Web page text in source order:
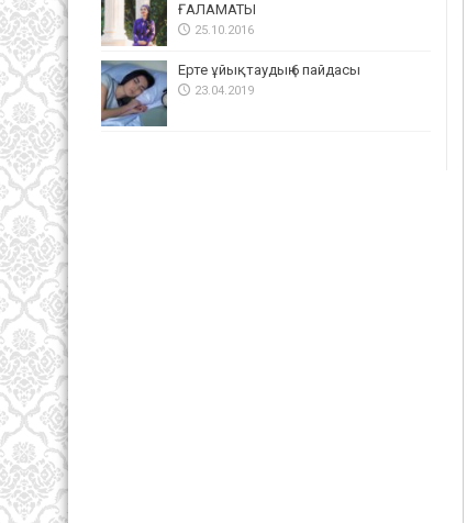
ҒАЛАМАТЫ
25.10.2016
Ерте ұйықтаудың 6 пайдасы
23.04.2019